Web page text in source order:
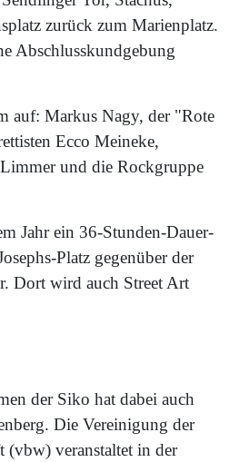
zurück zum Marienplatz.
Abschlusskundgebung
auf: Markus Nagy, der "Rote
Ecco Meineke,
und die Rockgruppe
Jahr ein 36-Stunden-Dauer-
Platz gegenüber der
Dort wird auch Street Art
der Siko hat dabei auch
Die Vereinigung der
(vbw) veranstaltet in der